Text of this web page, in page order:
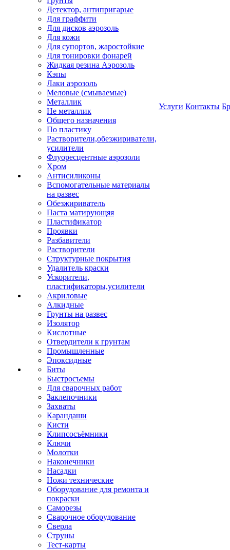
Детектор, антипригарые
Для граффити
Для дисков аэрозоль
Для кожи
Для супортов, жаростойкие
Для тонировки фонарей
Жидкая резина Аэрозоль
Кэпы
Лаки аэрозоль
Меловые (смываемые)
Металлик
Не металлик
Общего назначения
По пластику
Растворители,обезжириватели,
усилители
Флуоресцентные аэрозоли
Хром
Антисиликоны
Вспомогательные материалы
на развес
Обезжириватель
Паста матирующяя
Пластификатор
Проявки
Разбавители
Растворители
Структурные покрытия
Удалитель краски
Ускорители,
пластификаторы,усилители
Акриловые
Алкидные
Грунты на развес
Изолятор
Кислотные
Отвердители к грунтам
Промышленные
Эпоксидные
Биты
Быстросъемы
Для сварочных работ
Заклепочники
Захваты
Карандаши
Кисти
Клипсосъёмники
Ключи
Молотки
Наконечники
Насадки
Ножи технические
Оборудование для ремонта и
покраски
Саморезы
Сварочное оборудование
Сверла
Струны
Тест-карты
Услуги Контакты